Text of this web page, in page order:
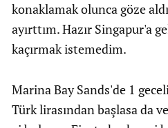
konaklamak olunca göze
ayırttım. Hazır Singapur'a
kaçırmak istemedim.
Marina Bay Sands'de 1
Türk lirasından başlasa da